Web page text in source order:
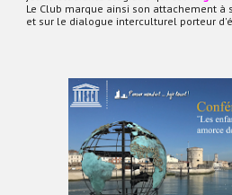
Le Club marque ainsi son attachement à
et sur le dialogue interculturel porteur